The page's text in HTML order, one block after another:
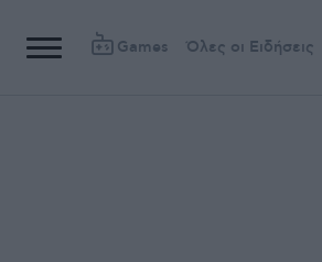
Games Όλες οι Ειδήσεις